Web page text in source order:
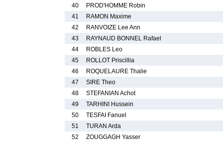
40
PROD'HOMME Robin
41
RAMON Maxime
42
RANVOIZE Lee Ann
43
RAYNAUD BONNEL Rafael
44
ROBLES Leo
45
ROLLOT Priscillia
46
ROQUELAURE Thalie
47
SIRE Theo
48
STEFANIAN Achot
49
TARHINI Hussein
50
TESFAI Fanuel
51
TURAN Arda
52
ZOUGGAGH Yasser